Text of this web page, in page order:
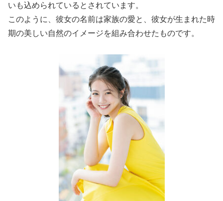
いも込められているとされています。
このように、彼女の名前は家族の愛と、彼女が生まれた時
期の美しい自然のイメージを組み合わせたものです。